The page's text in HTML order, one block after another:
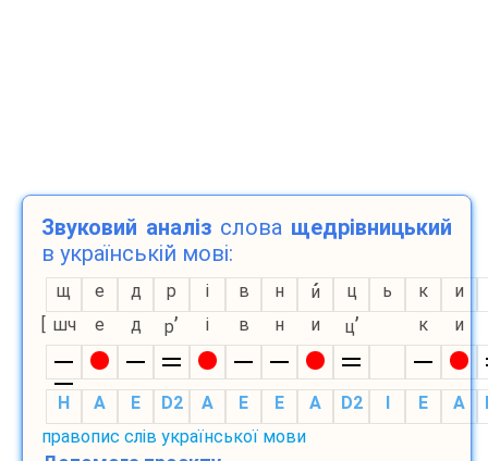
Звуковий аналіз слова щедрівницький
в українській мові:
щ е д р і в н и ц ь к
и
[ шч е д р’ і в н и ц’ к и
H A E D2 A E E A D2 I E A
правопис слів української мови